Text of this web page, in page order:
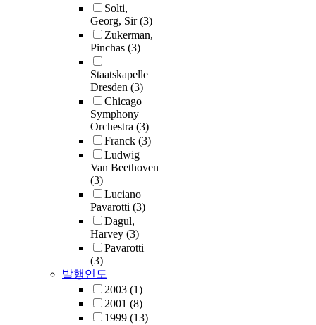
Solti,
Georg, Sir(3)
Zukerman,
Pinchas (3)
Staatskapelle
Dresden (3)
Chicago
Symphony
Orchestra (3)
Franck (3)
Ludwig
Van Beethoven
(3)
Luciano
Pavarotti (3)
Dagul,
Harvey (3)
Pavarotti
(3)
발행연도
2003 (1)
2001 (8)
1999 (13)